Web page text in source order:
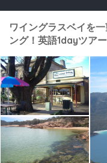
ワイングラスベイを
ング！英語1dayツアー